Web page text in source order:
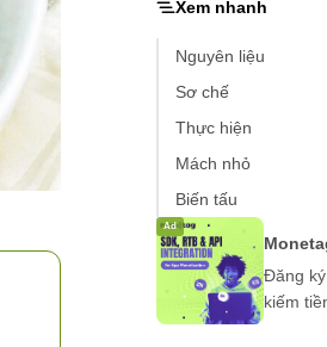
Xem nhanh
Nguyên liệu
Sơ chế
Thực hiện
Mách nhỏ
Biến tấu
Ad
Đăng
kiếm